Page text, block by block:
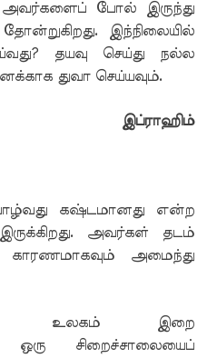
அவர்களைப் போல் இருந்து
இந்நிலையில்
தயவு செய்து நல்ல
துவா செய்யவும்.
இப்ராஹிம்
கஷ்டமானது என்ற
அவர்கள் தடம்
காரணமாகவும் அமைந்து
உலகம் இறை
ஒரு சிறைச்சாலையைப்